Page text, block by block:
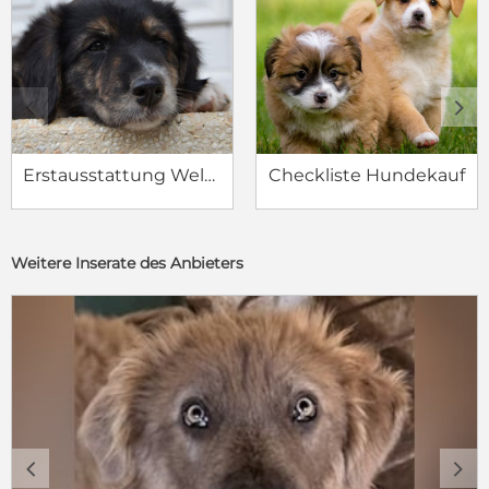
Erstausstattung Welpe Checkliste Hundekauf
c d
Weitere Inserate des Anbieters
c d